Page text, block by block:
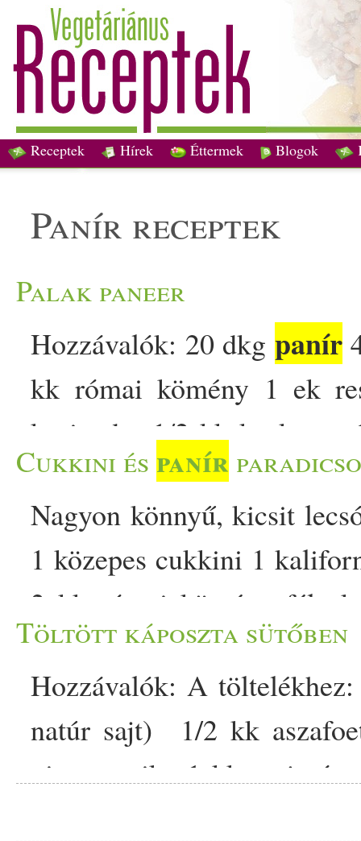
Receptek Hírek Éttermek Blogok
panír receptek
Palak paneer
Hozzávalók: 20 dkg panír
kk római kömény 1 ek
koriander 1/­­2 kk
maszala Apanírt
megmossuk és apróra
zsiradékot, és
Hozzáadjuk a gyömbért,
kurkumát. Rögtön
kevergetve sütjük, amíg
tejszínnel, megsózzuk,
percig forraljuk. Végül
Cukkini és panír
Nagyon könnyű, kicsit
1 közepes cukkini 1
2 kk római kömény fél
koriander fél kk
chili (ízlés szerint, a nyári
Töltött káposzta sütőben
Hozzávalók: A
natúr sajt) 1/­­2 kk
pirospaprika 1 kk